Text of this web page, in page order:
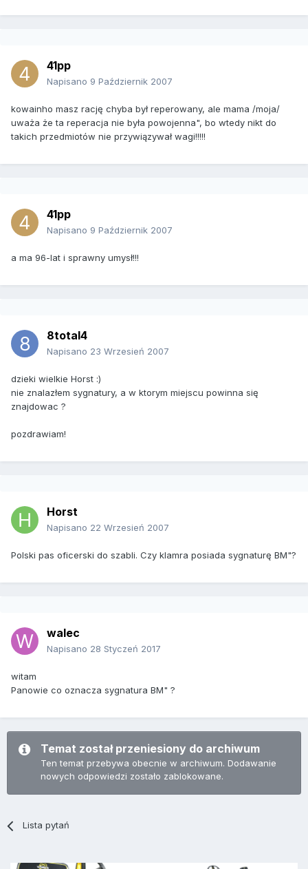
41pp
Napisano 9 Październik 2007
kowainho masz rację chyba był reperowany, ale mama /moja/
uważa że ta reperacja nie była powojenna", bo wtedy nikt do
takich przedmiotów nie przywiązywał wagi!!!!!
41pp
Napisano 9 Październik 2007
a ma 96-lat i sprawny umysł!!!
8total4
Napisano 23 Wrzesień 2007
dzieki wielkie Horst :)
nie znalazłem sygnatury, a w ktorym miejscu powinna się
znajdowac ?
pozdrawiam!
Horst
Napisano 22 Wrzesień 2007
Polski pas oficerski do szabli. Czy klamra posiada sygnaturę BM"?
walec
Napisano 28 Styczeń 2017
witam
Panowie co oznacza sygnatura BM" ?
Temat został przeniesiony do archiwum
Ten temat przebywa obecnie w archiwum. Dodawanie
nowych odpowiedzi zostało zablokowane.
Lista pytań